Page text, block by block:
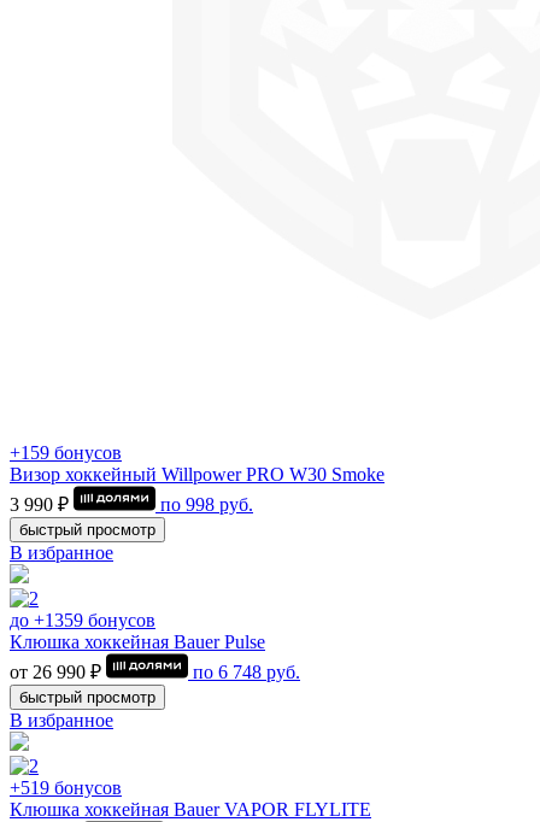
+159 бонусов
Визор хоккейный Willpower PRO W30 Smoke
3 990 ₽
по 998 руб.
быстрый просмотр
В избранное
до +1359 бонусов
Клюшка хоккейная Bauer Pulse
от 26 990 ₽
по 6 748 руб.
быстрый просмотр
В избранное
+519 бонусов
Клюшка хоккейная Bauer VAPOR FLYLITE